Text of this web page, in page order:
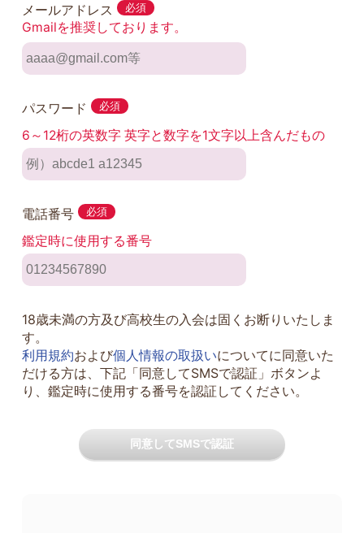
メールアドレス 必須
Gmailを推奨しております。
パスワード 必須
6～12桁の英数字 英字と数字を1文字以上含んだもの
電話番号 必須
鑑定時に使用する番号
18歳未満の方及び高校生の入会は固くお断りいたしま
す。
利用規約および個人情報の取扱いについてに同意いた
だける方は、下記「同意してSMSで認証」ボタンよ
り、鑑定時に使用する番号を認証してください。
同意してSMSで認証